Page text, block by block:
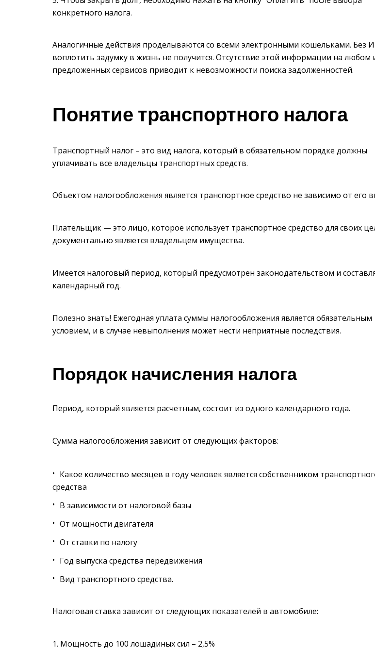
конкретного налога.
Аналогичные действия проделываются со всеми электронными кошельками. Без
воплотить задумку в жизнь не получится. Отсутствие этой информации на любом
предложенных сервисов приводит к невозможности поиска задолженностей.
Понятие транспортного налога
Транспортный налог – это вид налога, который в обязательном порядке должны
уплачивать все владельцы транспортных средств.
Объектом налогообложения является транспортное средство не зависимо от его
Плательщик — это лицо, которое использует транспортное средство для своих
документально является владельцем имущества.
Имеется налоговый период, который предусмотрен законодательством и
календарный год.
Полезно знать! Ежегодная уплата суммы налогообложения является обязательным
условием, и в случае невыполнения может нести неприятные последствия.
Порядок начисления налога
Период, который является расчетным, состоит из одного календарного года.
Сумма налогообложения зависит от следующих факторов:
Какое количество месяцев в году человек является собственником
средства
В зависимости от налоговой базы
От мощности двигателя
От ставки по налогу
Год выпуска средства передвижения
Вид транспортного средства.
Налоговая ставка зависит от следующих показателей в автомобиле:
Мощность до 100 лошадиных сил – 2,5%